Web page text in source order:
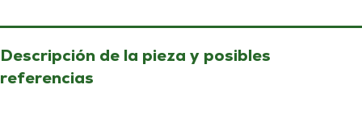
Descripción de la pieza y posibles
referencias